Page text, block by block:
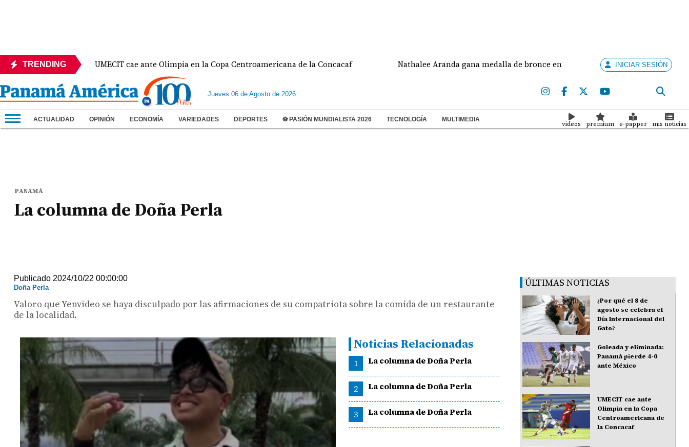
TRENDING
México UMECIT cae ante Olimpia en la Copa Centroamericana de la Concacaf Nathalee Aranda gana medalla de bronce en salto largo femeninoINICIAR SESIÓN
Jueves 06 de Agosto de 2026
ACTUALIDAD OPINIÓN ECONOMÍA VARIEDADES DEPORTES ⚽ PASIÓN MUNDIALISTA 2026 TECNOLOGÍA MULTIMEDIA
videos premium e-papper mis noticias
PANAMÁ
La columna de Doña Perla
Publicado 2024/10/22 00:00:00
Doña Perla
Valoro que Yenvideo se haya disculpado por las afirmaciones de su compatriota sobre la comida de un restaurante
de la localidad.
Noticias Relacionadas
1 La columna de Doña Perla
2 La columna de Doña Perla
3 La columna de Doña Perla
ÚLTIMAS NOTICIAS
¿Por qué el 8 de
agosto se celebra el
Día Internacional del
Gato?
Goleada y eliminada:
Panamá pierde 4-0
ante México
UMECIT cae ante
Olimpia en la Copa
Centroamericana de
la Concacaf